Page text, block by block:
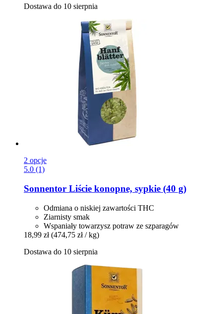
Dostawa do 10 sierpnia
2 opcje
5.0 (1)
Sonnentor Liście konopne, sypkie (40 g)
Odmiana o niskiej zawartości THC
Ziarnisty smak
Wspaniały towarzysz potraw ze szparagów
18,99 zł (474,75 zł / kg)
Dostawa do 10 sierpnia